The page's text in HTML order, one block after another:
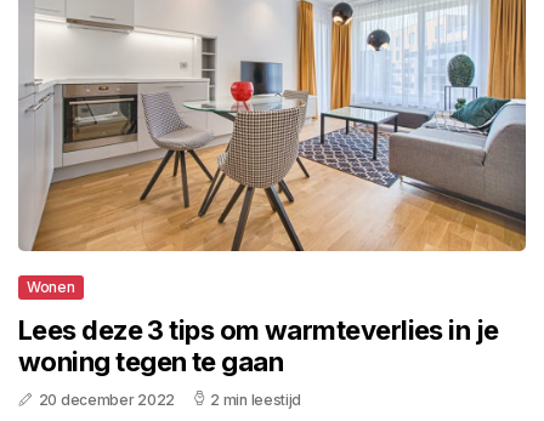
Wonen
Lees deze 3 tips om warmteverlies in je
woning tegen te gaan
20 december 2022 2 min leestijd